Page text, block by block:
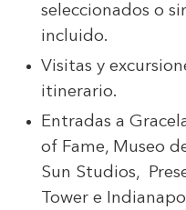
seleccionados o
incluido.
Visitas y
itinerario.
Entradas a
of Fame, Museo
Sun Studios,
Tower e